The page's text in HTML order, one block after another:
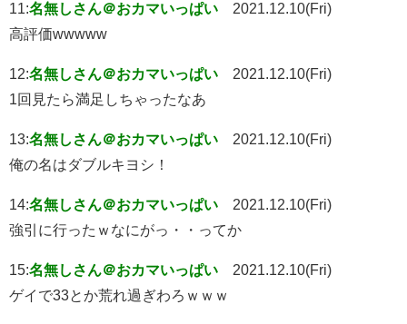
11:名無しさん＠おカマいっぱい
2021.12.10(Fri)
高評価wwwww
12:名無しさん＠おカマいっぱい
2021.12.10(Fri)
1回見たら満足しちゃったなあ
13:名無しさん＠おカマいっぱい
2021.12.10(Fri)
俺の名はダブルキヨシ！
14:名無しさん＠おカマいっぱい
2021.12.10(Fri)
強引に行ったｗなにがっ・・ってか
15:名無しさん＠おカマいっぱい
2021.12.10(Fri)
ゲイで33とか荒れ過ぎわろｗｗｗ